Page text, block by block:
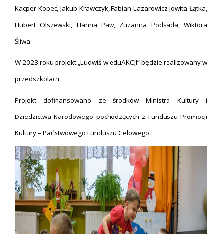
Kacper Kopeć, Jakub Krawczyk, Fabian Lazarowicz Jowita Łątka,
Hubert Olszewski, Hanna Paw, Zuzanna Podsada, Wiktora
Śliwa
W 2023 roku projekt „Ludwiś w eduAKCJI” będzie realizowany w
przedszkolach.
Projekt dofinansowano ze środków Ministra Kultury i
Dziedzictwa Narodowego pochodzących z Funduszu Promocji
Kultury – Państwowego Funduszu Celowego